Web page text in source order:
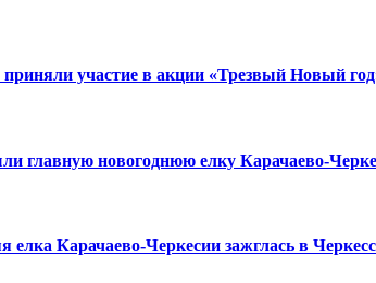
участие в акции «Трезвый Новый
главную новогоднюю елку Карачаево-
елка Карачаево-Черкесии зажглась в